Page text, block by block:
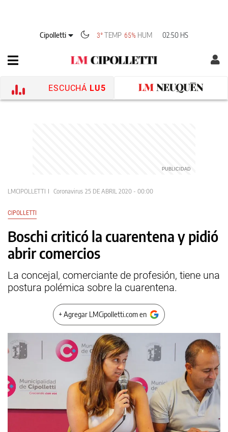
Cipolletti 3° TEMP 65% HUM 02:50 HS
ESCUCHÁ LU5
LMCIPOLLETTI Coronavirus 25 DE ABRIL 2020 - 00:00
CIPOLLETTI
Boschi criticó la cuarentena y pidió
abrir comercios
La concejal, comerciante de profesión, tiene una
postura polémica sobre la cuarentena.
+ Agregar LMCipolletti.com en